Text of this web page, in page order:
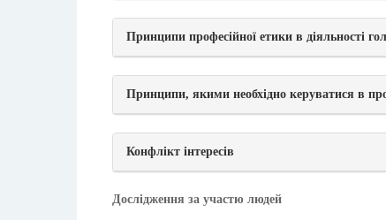
Принципи професійної етики в діяльності
Принципи, якими необхідно керуватися в
Конфлікт інтересів
Дослідження за участю людей